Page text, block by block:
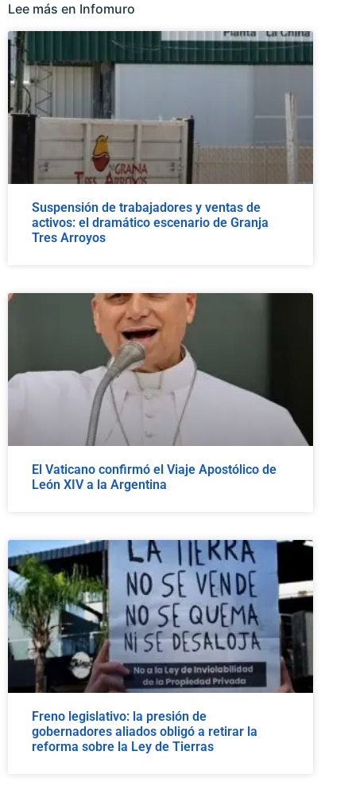
Lee más en Infomuro
Suspensión de trabajadores y ventas de
activos: el dramático escenario de Granja
Tres Arroyos
El Vaticano confirmó el Viaje Apostólico de
León XIV a la Argentina
Freno legislativo: la presión de
gobernadores aliados obligó a retirar la
reforma sobre la Ley de Tierras